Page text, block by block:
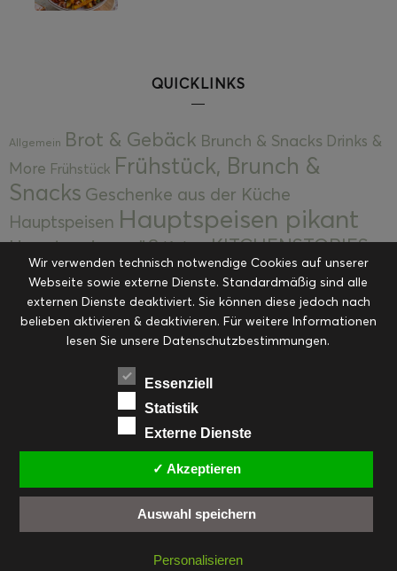
QUICKLINKS
Allgemein Brot & Gebäck Brunch & Snacks Drinks &
More Frühstück Frühstück, Brunch &
Snacks Geschenke aus der Küche
Hauptspeisen Hauptspeisen pikant
Hauptspeisen süßKekseKITCHENSTORIES
Kuchen, Torten & Desserts Kuchen und
Desserts Kulinarik Kulinarische Mitbringsel &
Eingemachtes Ohne Kategorie Ostern Resteküche
RezepteSaisonalSliderStartseite
Suppen, Salate & Vorspeisen
Vorspeisen, Salate & Suppen
Weihnachten Workshops & Events
FACEBOOK PINTEREST
EMAIL
INSTAGRAM
Wir verwenden technisch notwendige Cookies auf unserer
Webseite sowie externe Dienste. Standardmäßig sind alle
externen Dienste deaktiviert. Sie können diese jedoch nach
belieben aktivieren & deaktivieren. Für weitere Informationen
lesen Sie unsere Datenschutzbestimmungen.
Essenziell
Statistik
Externe Dienste
✓ Akzeptieren
Auswahl speichern
Personalisieren